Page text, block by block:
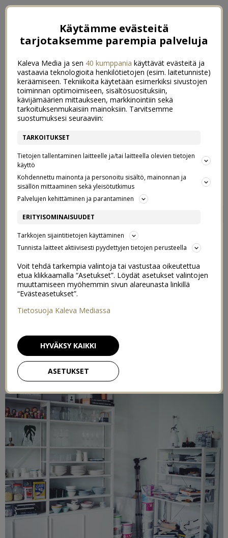
KAIKEN LISÄKSI OLEN VIELÄ
FIKSUKIN!
23/02/2017
Sen lisäksi että näytän ihan hiton hyvältä (katsoedellinen
postaus), niin olen myös todella viisas. Oikeastaan aiemmin
olen vain kuvitellut olevani laiska, rääväsuinen ja sotkuinen
erakko – mutta kappas, olenkin vain tosi fiksu! Sain nimittäin
Tunnistatteko te muut myös itsenne näistä?
1 SOTKUINEN TYÖPÖYTÄ JA TAVAROIDEN
KADOTTAMINEN
Käytämme evästeitä
tarjotaksemme parempia palveluja
Kaleva Media ja sen 40 kumppania käyttävät evästeitä ja
vastaavia teknologioita henkilötietojen (esim. laitetunniste)
keräämiseen. Tekniikoita käytetään esimerkiksi sivustojen
toiminnan optimoimiseen, sisältösuosituksiin,
kävijämäärien mittaukseen, markkinointiin sekä
tarkoituksenmukaisiin mainoksiin. Tarvitsemme
suostumuksesi seuraaviin:
TARKOITUKSET
Tietojen tallentaminen laitteelle ja/tai laitteella olevien tietojen
käyttö
Kohdennettu mainonta ja personoitu sisältö, mainonnan ja
sisällön mittaaminen sekä yleisötutkimus
Palvelujen kehittäminen ja parantaminen
ERITYISOMINAISUUDET
Tarkkojen sijaintitietojen käyttäminen
Tunnista laitteet aktiivisesti pyydettyjen tietojen perusteella
Voit tehdä tarkempia valintoja tai vastustaa oikeutettua
etua klikkaamalla “Asetukset”. Löydät asetukset valintojen
muuttamiseen myöhemmin sivun alareunasta linkillä
“Evästeasetukset”.
Tietosuoja Kaleva Mediassa
ASETUKSET
HYVÄKSY KAIKKI